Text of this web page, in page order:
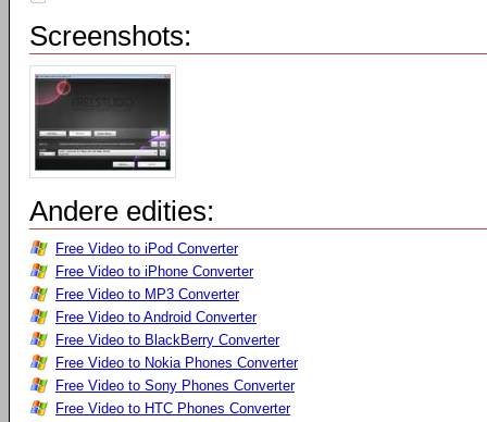
Screenshots:
Andere edities:
Free Video to iPod Converter
Free Video to iPhone Converter
Free Video to MP3 Converter
Free Video to Android Converter
Free Video to BlackBerry Converter
Free Video to Nokia Phones Converter
Free Video to Sony Phones Converter
Free Video to HTC Phones Converter